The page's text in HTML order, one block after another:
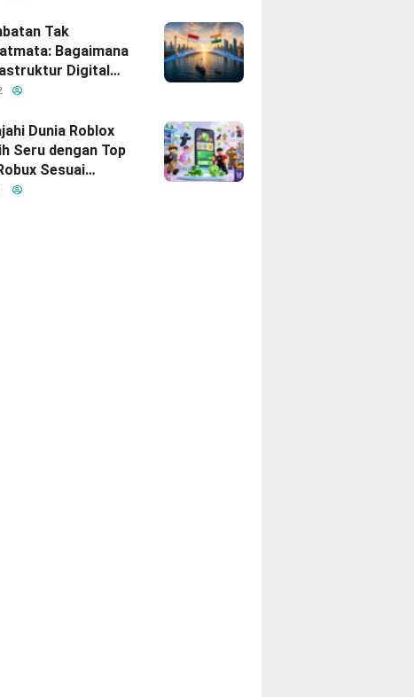
Tak
Bagaimana
Digital
Diam
Indonesia–
Dunia Roblox
Seru dengan Top
Sesuai